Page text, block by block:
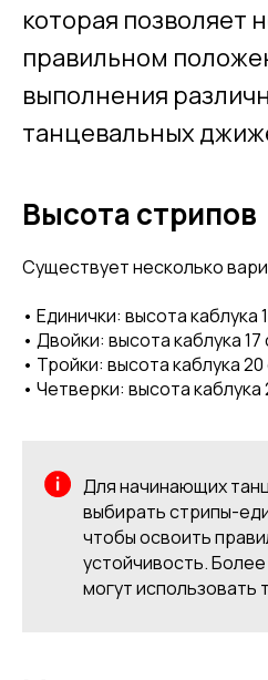
которая позволяет
правильном
выполнения
танцевальных
Высота стрипов
Существует несколько
• Единички: высота
• Двойки: высота каблука
• Тройки: высота каблука
• Четверки: высота
Для начинающих
выбирать стрипы-
чтобы освоить
устойчивость.
могут использовать